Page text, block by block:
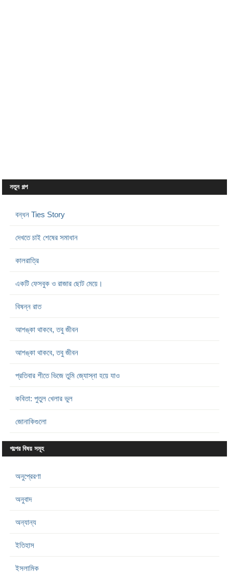
নতুন গল্প
বন্ধন Ties Story
দেখতে চাই শেষের সমাধান
কালরাত্রি
একটি ফেসবুক ও রাজার ছোট মেয়ে।
বিষন্ন রাত
আশঙ্কা থাকবে, তবু জীবন
আশঙ্কা থাকবে, তবু জীবন
প্রতিবার শীতে ভিজে তুমি জ্যোস্না হয়ে যাও
কবিতা: পুতুল খেলার ভুল
জোনাকিগুলো
গল্পের বিষয় সমূহ
অনুপ্রেরণা
অনুবাদ
অন্যান্য
ইতিহাস
ইসলামিক